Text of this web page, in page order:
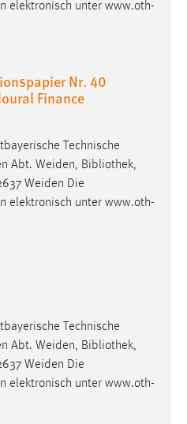
elektronisch unter www.oth-
Nr. 40
Finance
Technische
Abt. Weiden, Bibliothek,
Weiden Die
elektronisch unter www.oth-
Technische
Abt. Weiden, Bibliothek,
Weiden Die
elektronisch unter www.oth-
um sich an der Website
Informationen anonym.
uns zu verstehen, wie
Website nutzen.